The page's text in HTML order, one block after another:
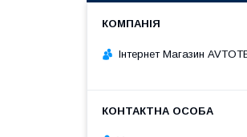
Інтернет Магазин